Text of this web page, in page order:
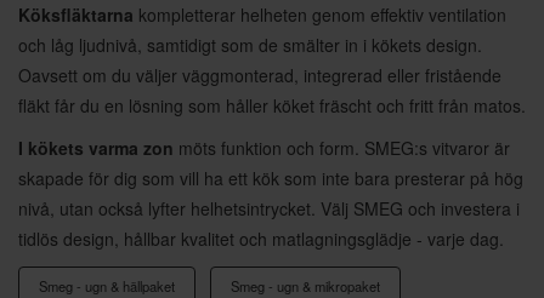
Köksfläktarna kompletterar helheten genom effektiv ventilation
och låg ljudnivå, samtidigt som de smälter in i kökets design.
Oavsett om du väljer väggmonterad, integrerad eller fristående
fläkt får du en lösning som håller köket fräscht och fritt från matos.
I kökets varma zon möts funktion och form. SMEG:s vitvaror är
skapade för dig som vill ha ett kök som inte bara presterar på hög
nivå, utan också lyfter helhetsintrycket. Välj SMEG och investera i
tidlös design, hållbar kvalitet och matlagningsglädje - varje dag.
Smeg - ugn & hällpaket Smeg - ugn & mikropaket